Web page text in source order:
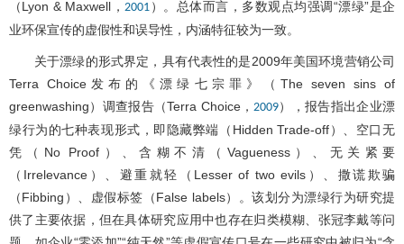
（Lyon & Maxwell， 2001 ）。总体而言，多数观点均强调“漂绿”是企
业环保宣传的虚假性和误导性，内涵特征较为一致。
关于漂绿的形式界定，具有代表性的是2009年美国环境营销公司
Terra Choice发布的《漂绿七宗罪》（The seven sins of
greenwashing）调查报告（Terra Choice， 2009），报告指出企业漂
绿行为的七种表现形式，即隐藏弊端（Hidden Trade-off）、空口无
凭（No Proof）、含糊不清（Vagueness）、无关紧要
（Irrelevance）、避重就轻（Lesser of two evils）、撒谎欺骗
（Fibbing）、虚假标签（False labels）。该划分为漂绿行为研究提
供了主要依据，但在具体研究应用中也存在归类模糊、张冠李戴等问